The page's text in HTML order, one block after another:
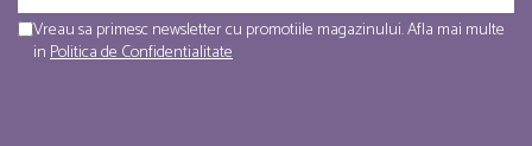
Vreau sa primesc newsletter cu promotiile magazinului. Afla mai multe
inPolitica de Confidentialitate